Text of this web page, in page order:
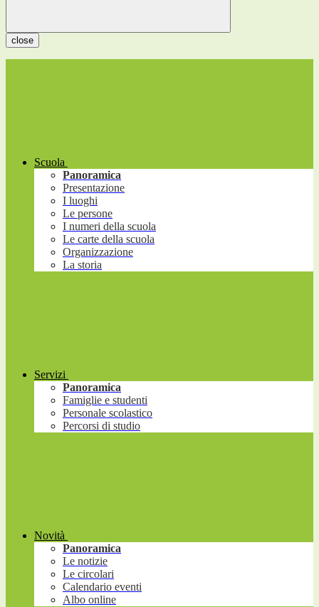
close
Scuola
Panoramica
Presentazione
I luoghi
Le persone
I numeri della scuola
Le carte della scuola
Organizzazione
La storia
Servizi
Panoramica
Famiglie e studenti
Personale scolastico
Percorsi di studio
Novità
Panoramica
Le notizie
Le circolari
Calendario eventi
Albo online